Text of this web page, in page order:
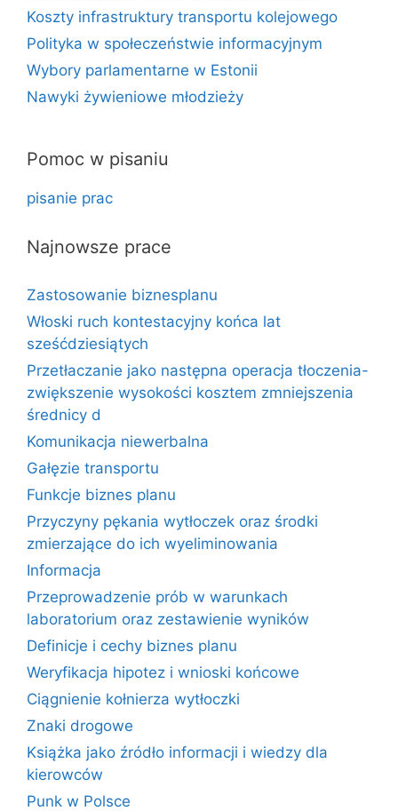
Koszty infrastruktury transportu kolejowego
Polityka w społeczeństwie informacyjnym
Wybory parlamentarne w Estonii
Nawyki żywieniowe młodzieży
Pomoc w pisaniu
pisanie prac
Najnowsze prace
Zastosowanie biznesplanu
Włoski ruch kontestacyjny końca lat
sześćdziesiątych
Przetłaczanie jako następna operacja tłoczenia-
zwiększenie wysokości kosztem zmniejszenia
średnicy d
Komunikacja niewerbalna
Gałęzie transportu
Funkcje biznes planu
Przyczyny pękania wytłoczek oraz środki
zmierzające do ich wyeliminowania
Informacja
Przeprowadzenie prób w warunkach
laboratorium oraz zestawienie wyników
Definicje i cechy biznes planu
Weryfikacja hipotez i wnioski końcowe
Ciągnienie kołnierza wytłoczki
Znaki drogowe
Książka jako źródło informacji i wiedzy dla
kierowców
Punk w Polsce